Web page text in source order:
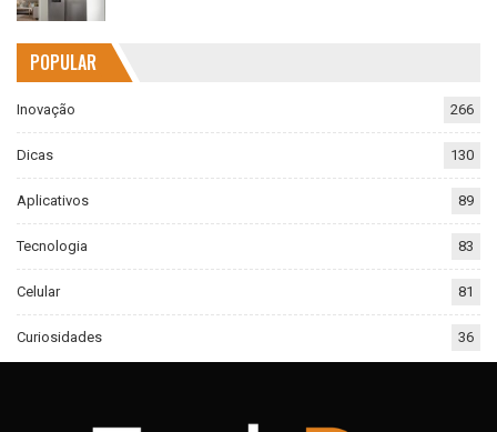
POPULAR
Inovação 266
Dicas 130
Aplicativos 89
Tecnologia 83
Celular 81
Curiosidades 36